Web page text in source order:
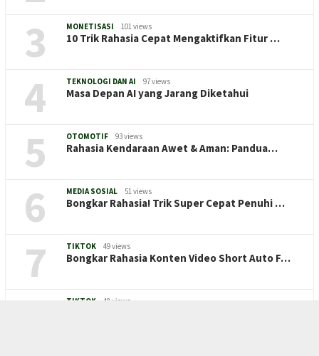
3 MONETISASI 101 views
10 Trik Rahasia Cepat Mengaktifkan Fitur …
4 TEKNOLOGI DAN AI 97 views
Masa Depan AI yang Jarang Diketahui
5 OTOMOTIF 93 views
Rahasia Kendaraan Awet & Aman: Pandua…
6 MEDIA SOSIAL 51 views
Bongkar Rahasia! Trik Super Cepat Penuhi …
7 TIKTOK 49 views
Bongkar Rahasia Konten Video Short Auto F…
TIKTOK 48 views